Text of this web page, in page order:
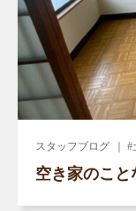
スタッフブログ ｜
空き家のこ